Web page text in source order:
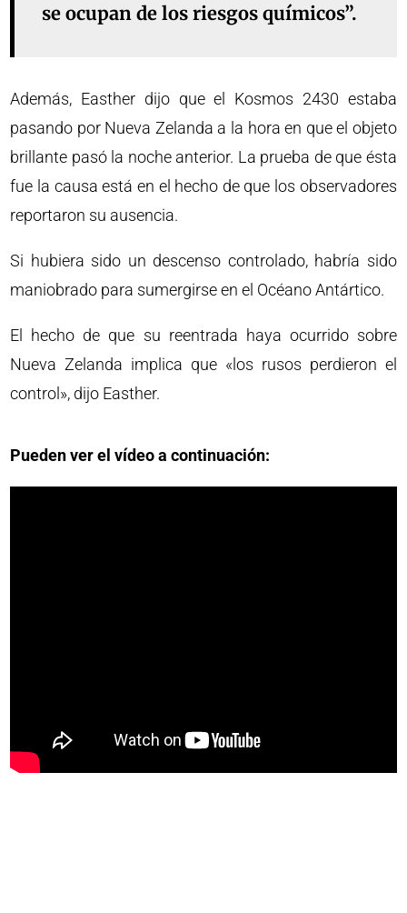
se ocupan de los riesgos químicos”.
Además, Easther dijo que el Kosmos 2430 estaba
pasando por Nueva Zelanda a la hora en que el objeto
brillante pasó la noche anterior. La prueba de que ésta
fue la causa está en el hecho de que los observadores
reportaron su ausencia.
Si hubiera sido un descenso controlado, habría sido
maniobrado para sumergirse en el Océano Antártico.
El hecho de que su reentrada haya ocurrido sobre
Nueva Zelanda implica que «los rusos perdieron el
control», dijo Easther.
Pueden ver el vídeo a continuación: